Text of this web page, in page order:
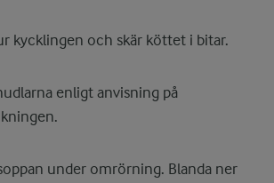
kycklingen och skär köttet i bitar.
enligt anvisning på
under omrörning. Blanda ner